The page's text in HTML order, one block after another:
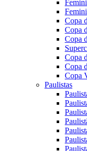
Copa
Copa
Copa
Copa
Copa
Copa
Paulistas